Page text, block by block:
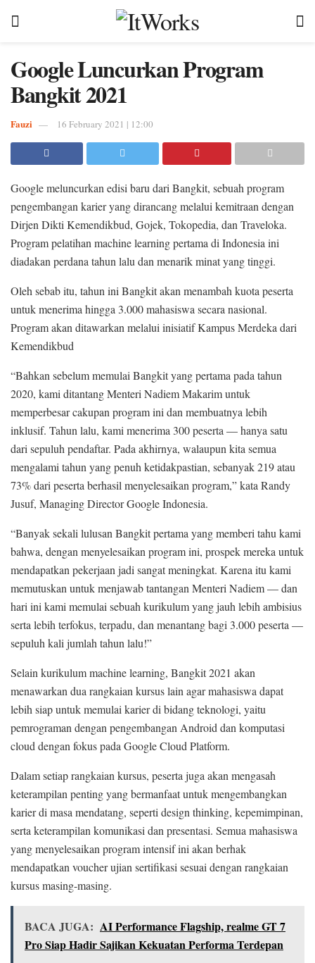
Google Luncurkan Program
Bangkit 2021
Fauzi 16 February 2021 | 12:00
Google meluncurkan edisi baru dari Bangkit, sebuah program
pengembangan karier yang dirancang melalui kemitraan dengan
Dirjen Dikti Kemendikbud, Gojek, Tokopedia, dan Traveloka.
Program pelatihan machine learning pertama di Indonesia ini
diadakan perdana tahun lalu dan menarik minat yang tinggi.
Oleh sebab itu, tahun ini Bangkit akan menambah kuota peserta
untuk menerima hingga 3.000 mahasiswa secara nasional.
Program akan ditawarkan melalui inisiatif Kampus Merdeka dari
Kemendikbud
“Bahkan sebelum memulai Bangkit yang pertama pada tahun
2020, kami ditantang Menteri Nadiem Makarim untuk
memperbesar cakupan program ini dan membuatnya lebih
inklusif. Tahun lalu, kami menerima 300 peserta — hanya satu
dari sepuluh pendaftar. Pada akhirnya, walaupun kita semua
mengalami tahun yang penuh ketidakpastian, sebanyak 219 atau
73% dari peserta berhasil menyelesaikan program,” kata Randy
Jusuf, Managing Director Google Indonesia.
“Banyak sekali lulusan Bangkit pertama yang memberi tahu kami
bahwa, dengan menyelesaikan program ini, prospek mereka untuk
mendapatkan pekerjaan jadi sangat meningkat. Karena itu kami
memutuskan untuk menjawab tantangan Menteri Nadiem — dan
hari ini kami memulai sebuah kurikulum yang jauh lebih ambisius
serta lebih terfokus, terpadu, dan menantang bagi 3.000 peserta —
sepuluh kali jumlah tahun lalu!”
Selain kurikulum machine learning, Bangkit 2021 akan
menawarkan dua rangkaian kursus lain agar mahasiswa dapat
lebih siap untuk memulai karier di bidang teknologi, yaitu
pemrograman dengan pengembangan Android dan komputasi
cloud dengan fokus pada Google Cloud Platform.
Dalam setiap rangkaian kursus, peserta juga akan mengasah
keterampilan penting yang bermanfaat untuk mengembangkan
karier di masa mendatang, seperti design thinking, kepemimpinan,
serta keterampilan komunikasi dan presentasi. Semua mahasiswa
yang menyelesaikan program intensif ini akan berhak
mendapatkan voucher ujian sertifikasi sesuai dengan rangkaian
kursus masing-masing.
BACA JUGA: AI Performance Flagship, realme GT 7
Pro Siap Hadir Sajikan Kekuatan Performa Terdepan